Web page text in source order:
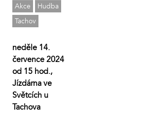
Akce
Hudba
Tachov
neděle 14.
července 2024
od 15 hod.,
Jízdárna ve
Světcích u
Tachova